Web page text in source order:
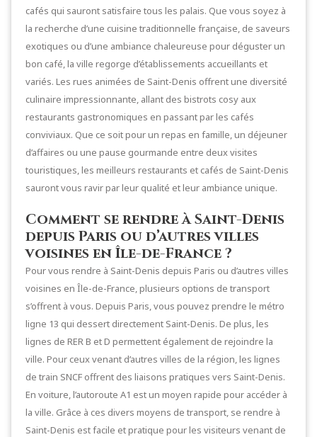
cafés qui sauront satisfaire tous les palais. Que vous soyez à
la recherche d’une cuisine traditionnelle française, de saveurs
exotiques ou d’une ambiance chaleureuse pour déguster un
bon café, la ville regorge d’établissements accueillants et
variés. Les rues animées de Saint-Denis offrent une diversité
culinaire impressionnante, allant des bistrots cosy aux
restaurants gastronomiques en passant par les cafés
conviviaux. Que ce soit pour un repas en famille, un déjeuner
d’affaires ou une pause gourmande entre deux visites
touristiques, les meilleurs restaurants et cafés de Saint-Denis
sauront vous ravir par leur qualité et leur ambiance unique.
Comment se rendre à Saint-Denis
depuis Paris ou d’autres villes
voisines en Île-de-France ?
Pour vous rendre à Saint-Denis depuis Paris ou d’autres villes
voisines en Île-de-France, plusieurs options de transport
s’offrent à vous. Depuis Paris, vous pouvez prendre le métro
ligne 13 qui dessert directement Saint-Denis. De plus, les
lignes de RER B et D permettent également de rejoindre la
ville. Pour ceux venant d’autres villes de la région, les lignes
de train SNCF offrent des liaisons pratiques vers Saint-Denis.
En voiture, l’autoroute A1 est un moyen rapide pour accéder à
la ville. Grâce à ces divers moyens de transport, se rendre à
Saint-Denis est facile et pratique pour les visiteurs venant de